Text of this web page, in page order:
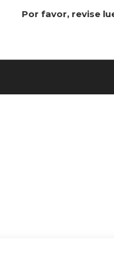
Por favor, revise